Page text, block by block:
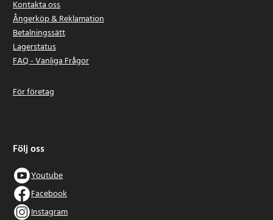
Kontakta oss
Ångerköp & Reklamation
Betalningssätt
Lagerstatus
FAQ - Vanliga Frågor
För företag
Följ oss
Youtube
Facebook
Instagram